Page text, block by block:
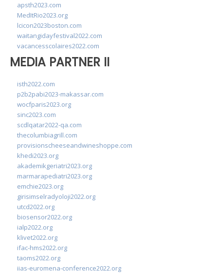
apsth2023.com
MedItRio2023.org
lcicon2023boston.com
waitangidayfestival2022.com
vacancesscolaires2022.com
MEDIA PARTNER II
isth2022.com
p2b2pabi2023-makassar.com
wocfparis2023.org
sinc2023.com
scdlqatar2022-qa.com
thecolumbiagrill.com
provisionscheeseandwineshoppe.com
khedi2023.org
akademikgeriatri2023.org
marmarapediatri2023.org
emchie2023.org
girisimselradyoloji2022.org
utcd2022.org
biosensor2022.org
ialp2022.org
klivet2022.org
ifac-hms2022.org
taoms2022.org
iias-euromena-conference2022.org